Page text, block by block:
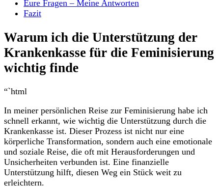
Eure Fragen – Meine Antworten
Fazit
Warum ich die Unterstützung der
Krankenkasse für die‍ Feminisierung
wichtig finde
“`html
In ​meiner persönlichen Reise zur Feminisierung habe ich
schnell erkannt, wie wichtig⁤ die‍ Unterstützung durch die
Krankenkasse⁢ ist. Dieser Prozess ⁤ist⁣ nicht nur eine
körperliche Transformation, sondern auch eine emotionale
und soziale Reise,‍ die⁤ oft mit Herausforderungen und
⁣Unsicherheiten verbunden ist. Eine finanzielle
Unterstützung ⁣hilft, diesen Weg ein Stück weit ⁤zu
erleichtern.